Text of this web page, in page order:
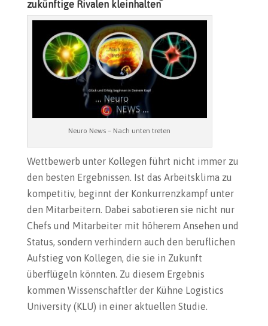
zukünftige Rivalen kleinhalten
Neuro News – Nach unten treten
Wettbewerb unter Kollegen führt nicht immer zu
den besten Ergebnissen. Ist das Arbeitsklima zu
kompetitiv, beginnt der Konkurrenzkampf unter
den Mitarbeitern. Dabei sabotieren sie nicht nur
Chefs und Mitarbeiter mit höherem Ansehen und
Status, sondern verhindern auch den beruflichen
Aufstieg von Kollegen, die sie in Zukunft
überflügeln könnten. Zu diesem Ergebnis
kommen Wissenschaftler der Kühne Logistics
University (KLU) in einer aktuellen Studie.